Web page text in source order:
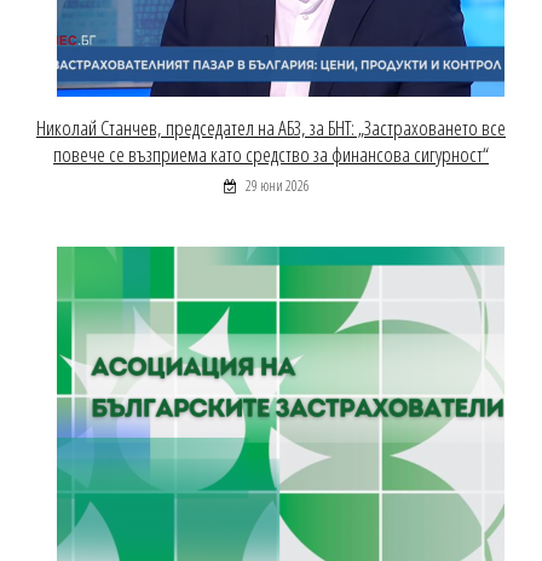
Николай Станчев, председател на АБЗ, за БНТ: „Застраховането все
повече се възприема като средство за финансова сигурност“
29 юни 2026